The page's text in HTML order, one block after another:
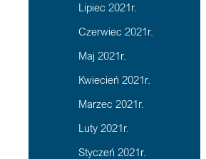
Lipiec 2021r.
Czerwiec 2021r.
Maj 2021r.
Kwiecień 2021r.
Marzec 2021r.
Luty 2021r.
Styczeń 2021r.